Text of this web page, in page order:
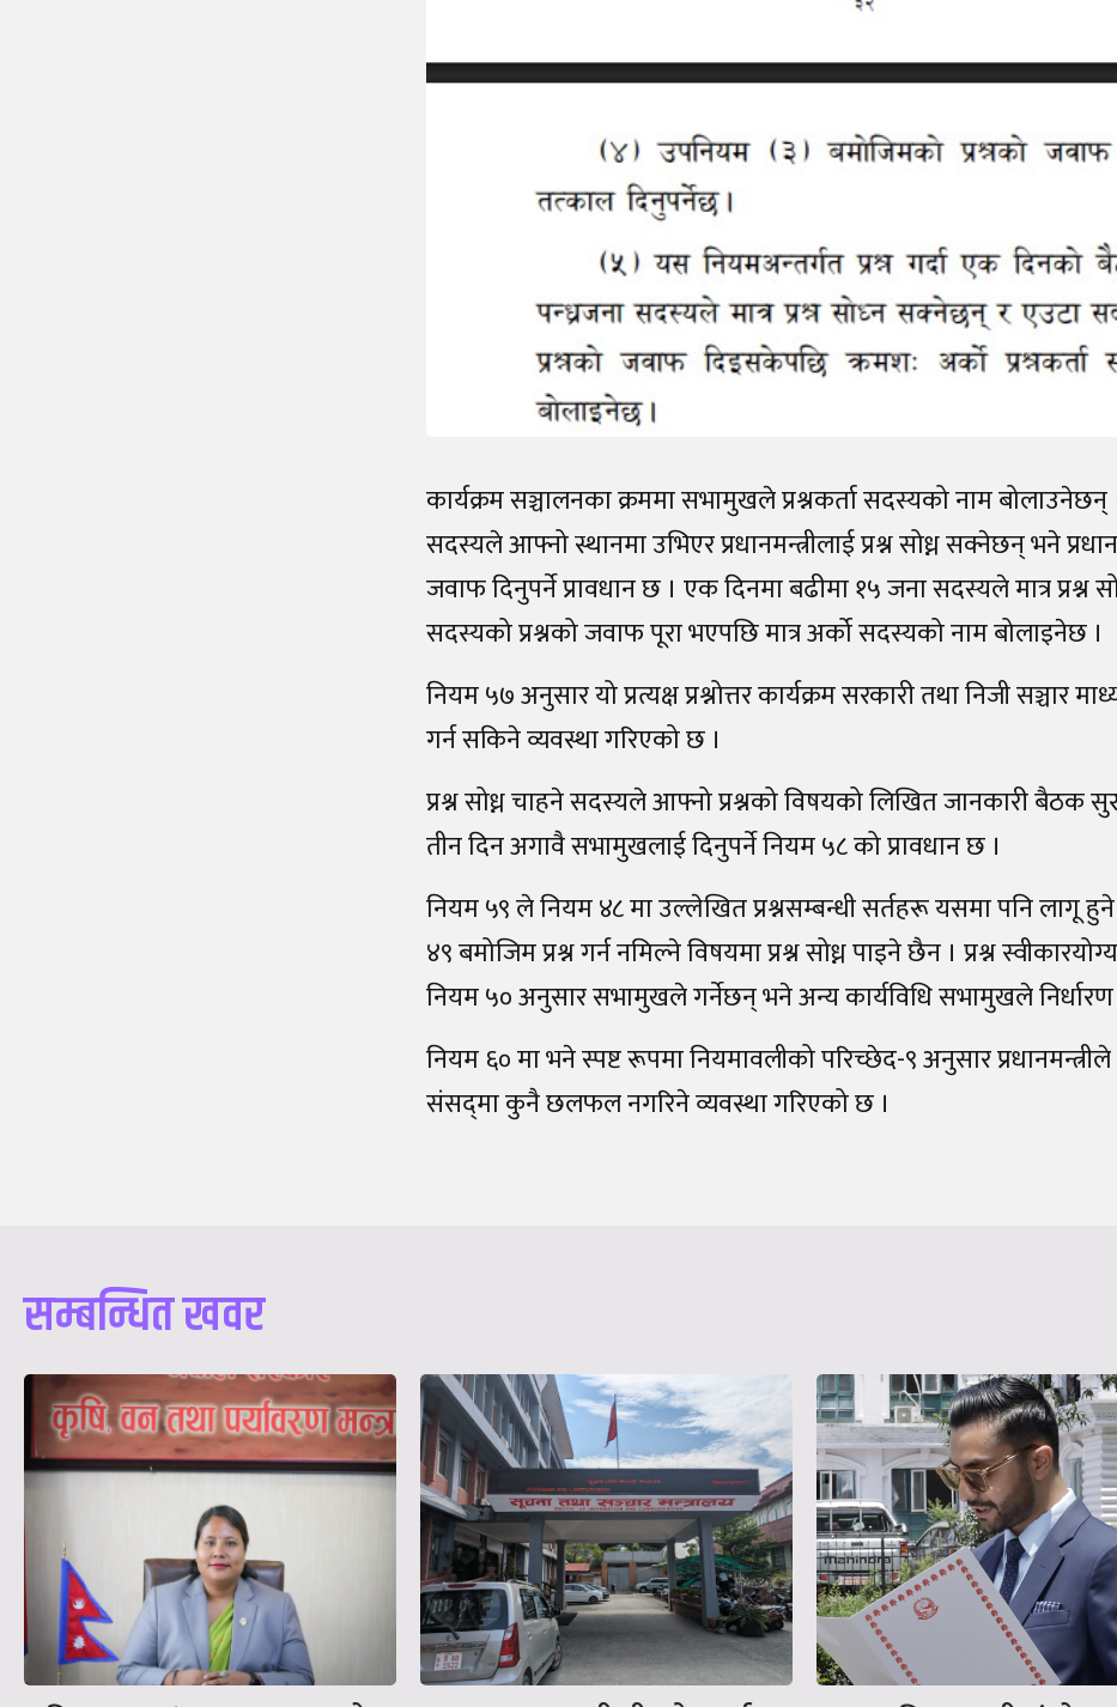
कार्यक्रम सञ्चालनका क्रममा सभामुखले प्रश्नकर्ता सदस्यको नाम
सदस्यले आफ्नो स्थानमा उभिएर प्रधानमन्त्रीलाई प्रश्न सोध्न सक्नेछन् भने
जवाफ दिनुपर्ने प्रावधान छ । एक दिनमा बढीमा १५ जना सदस्यले मात्र प्रश्न
सदस्यको प्रश्नको जवाफ पूरा भएपछि मात्र अर्को सदस्यको नाम बोलाइनेछ ।
नियम ५७ अनुसार यो प्रत्यक्ष प्रश्नोत्तर कार्यक्रम सरकारी तथा निजी सञ्चार
गर्न सकिने व्यवस्था गरिएको छ ।
प्रश्न सोध्न चाहने सदस्यले आफ्नो प्रश्नको विषयको लिखित जानकारी बैठक
तीन दिन अगावै सभामुखलाई दिनुपर्ने नियम ५८ को प्रावधान छ ।
नियम ५९ ले नियम ४८ मा उल्लेखित प्रश्नसम्बन्धी सर्तहरू यसमा पनि लागू
४९ बमोजिम प्रश्न गर्न नमिल्ने विषयमा प्रश्न सोध्न पाइने छैन । प्रश्न
नियम ५० अनुसार सभामुखले गर्नेछन् भने अन्य कार्यविधि सभामुखले
नियम ६० मा भने स्पष्ट रूपमा नियमावलीको परिच्छेद-९ अनुसार
संसद्‌मा कुनै छलफल नगरिने व्यवस्था गरिएको छ ।
सम्बन्धित खवर